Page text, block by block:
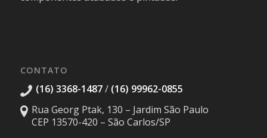
CONTATO
(16) 3368-1487/ (16) 99962-0855
Rua Georg Ptak, 130 – Jardim São Paulo
CEP 13570-420 – São Carlos/SP